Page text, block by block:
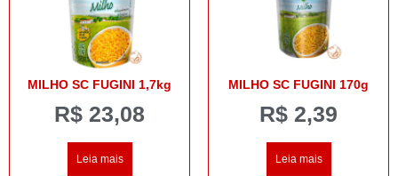
MILHO SC FUGINI 1,7kg
R$ 23,08
Leia mais
MILHO SC FUGINI 170g
R$ 2,39
Leia mais